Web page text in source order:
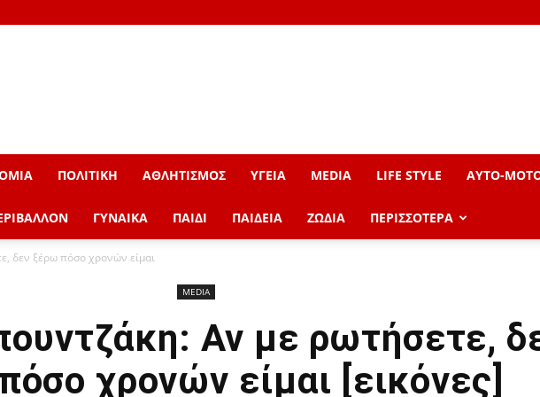
ΠΟΛΙΤΙΚΗ ΑΘΛΗΤΙΣΜΟΣ ΥΓΕΙΑ MEDIA LIFE STYLE AYTO-
ΓΥΝΑΙΚΑ ΠΑΙΔΙ ΠΑΙΔΕΙΑ ΖΩΔΙΑ ΠΕΡΙΣΣΟΤΕΡΑ
δεν ξέρω πόσο χρονών είμαι
MEDIA
Αν με ρωτήσετε,
χρονών είμαι [εικόνες]